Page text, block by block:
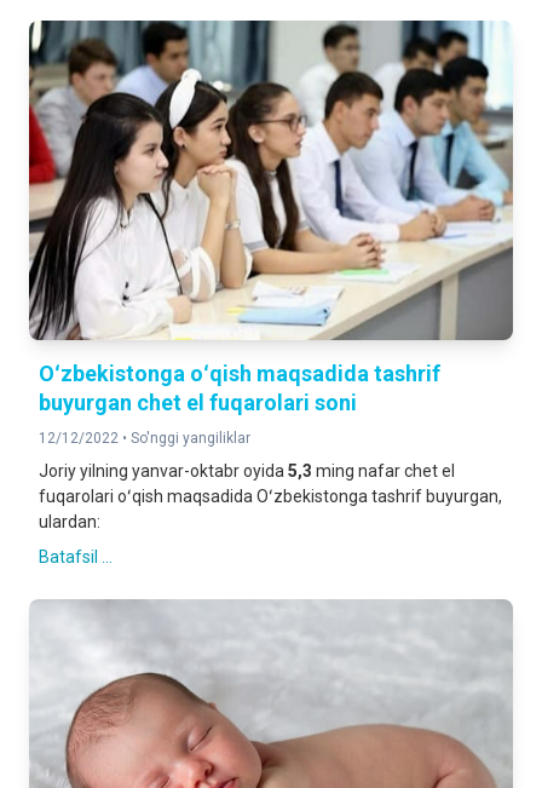
Oʻzbekistonga oʻqish maqsadida tashrif
buyurgan chet el fuqarolari soni
12/12/2022 • So'nggi yangiliklar
Joriy yilning yanvar-oktabr oyida 5,3 ming nafar chet el
fuqarolari oʻqish maqsadida Oʻzbekistonga tashrif buyurgan,
ulardan:
Batafsil ...